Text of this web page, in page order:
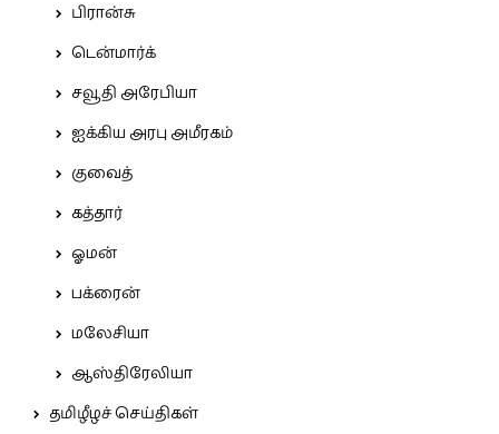
பிரான்சு
டென்மார்க்
சவூதி அரேபியா
ஐக்கிய அரபு அமீரகம்
குவைத்
கத்தார்
ஓமன்
பக்ரைன்
மலேசியா
ஆஸ்திரேலியா
தமிழீழச் செய்திகள்